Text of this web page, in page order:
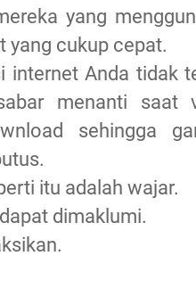
yang
yang cukup cepat.
internet Anda tidak
menanti saat
sehingga
itu adalah wajar.
dimaklumi.